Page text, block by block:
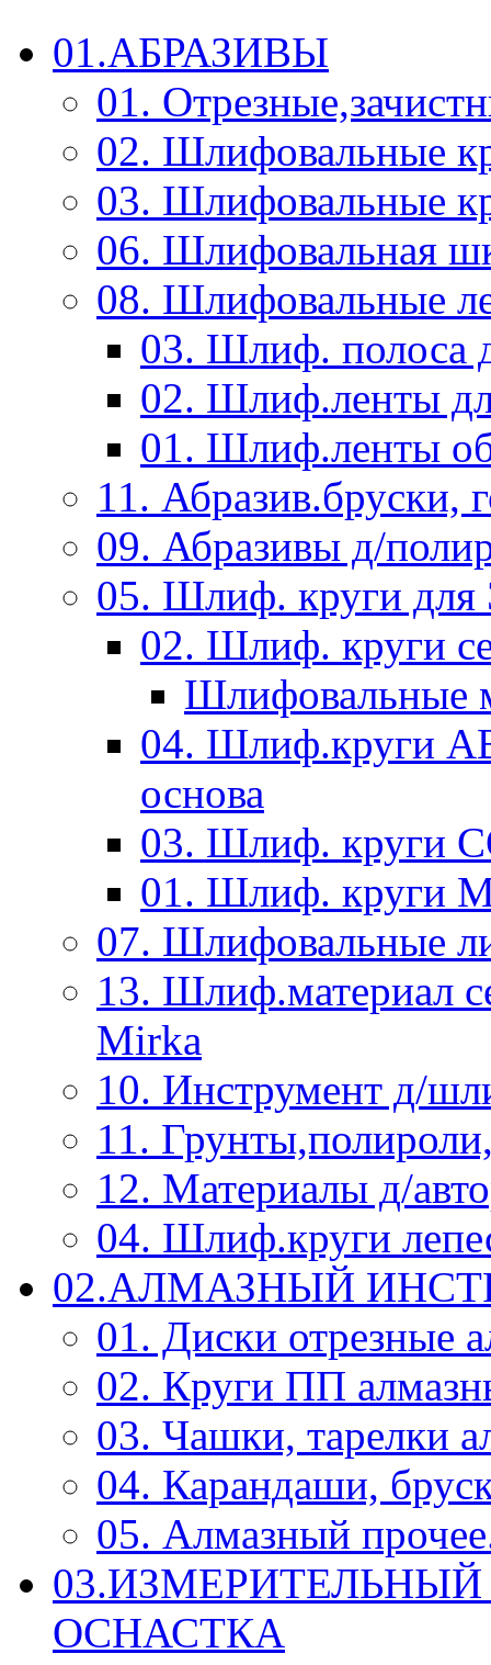
01.АБРАЗИВЫ
01.
02. Шлифовальные
03. Шлифовальные
06. Шлифовальная
08. Шлифовальные
03. Шлиф.
02. Шлиф.ленты
01. Шлиф.ленты
11. Абразив.бруски,
09. Абразивы д/
05. Шлиф. круги
02. Шлиф. круги
Шлифовальные
04. Шлиф.круги
основа
03. Шлиф. круги
01. Шлиф. круги
07. Шлифовальные
13. Шлиф.материал
Mirka
10. Инструмент д/
11.
12. Материалы д/
04. Шлиф.круги
02.АЛМАЗНЫЙ
01. Диски отрезные
02. Круги ПП
03. Чашки, тарелки
04. Карандаши,
05. Алмазный
ОСНАСТКА